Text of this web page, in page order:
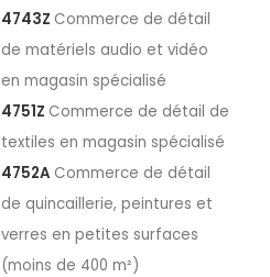
4743Z Commerce de détail
de matériels audio et vidéo
en magasin spécialisé
4751Z Commerce de détail de
textiles en magasin spécialisé
4752A Commerce de détail
de quincaillerie, peintures et
verres en petites surfaces
(moins de 400 m²)